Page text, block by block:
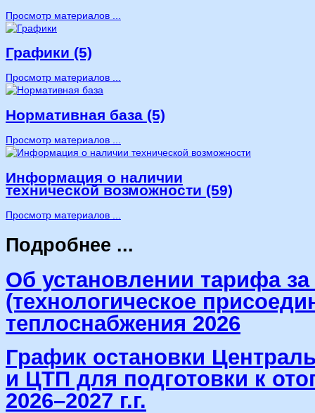
Просмотр материалов ...
Графики (5)
Просмотр материалов ...
Нормативная база (5)
Просмотр материалов ...
Информация о наличии
технической возможности (59)
Просмотр материалов ...
Подробнее ...
Об установлении тарифа
(технологическое
теплоснабжения 2026
График остановки
и ЦТП для подготовки к
2026–2027 г.г.